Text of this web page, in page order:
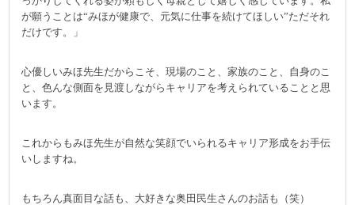
が願うことは“みほが健康で、元気に仕事を続けてほしい”ただそれ
だけです。」
心優しいみほ先生だからこそ、現場のこと、家族のこと、自身のこ
と、色んな側面を見渡しながらキャリアを考えられていることと思
います。
これからもみほ先生が自然な笑顔でいられるキャリア形成をお手伝
いしますね。
もちろん真面目な話も、大好きな奥田民生さんのお話も（笑）